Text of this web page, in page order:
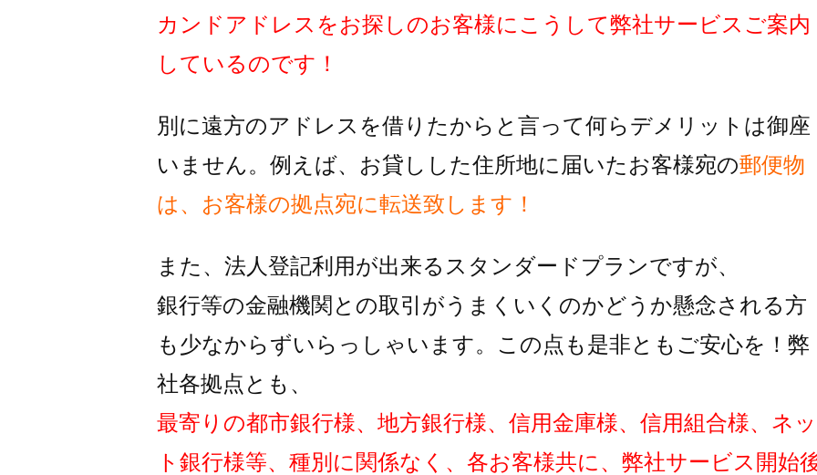
カンドアドレスをお探しのお客様にこうして弊社サービスご案内
しているのです！
別に遠方のアドレスを借りたからと言って何らデメリットは御座
いません。例えば、お貸しした住所地に届いたお客様宛の郵便物
は、お客様の拠点宛に転送致します！
また、法人登記利用が出来るスタンダードプランですが、
銀行等の金融機関との取引がうまくいくのかどうか懸念される方
も少なからずいらっしゃいます。この点も是非ともご安心を！弊
社各拠点とも、
最寄りの都市銀行様、地方銀行様、信用金庫様、信用組合様、ネッ
ト銀行様等、種別に関係なく、各お客様共に、弊社サービス開始